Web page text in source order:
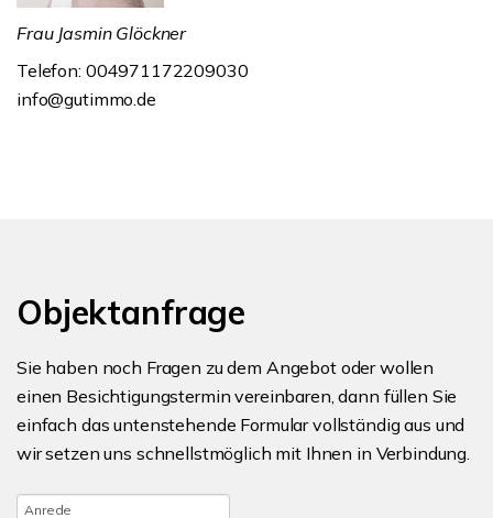
Frau Jasmin Glöckner
Telefon: 004971172209030
info@gutimmo.de
Objektanfrage
Sie haben noch Fragen zu dem Angebot oder wollen
einen Besichtigungstermin vereinbaren, dann füllen Sie
einfach das untenstehende Formular vollständig aus und
wir setzen uns schnellstmöglich mit Ihnen in Verbindung.